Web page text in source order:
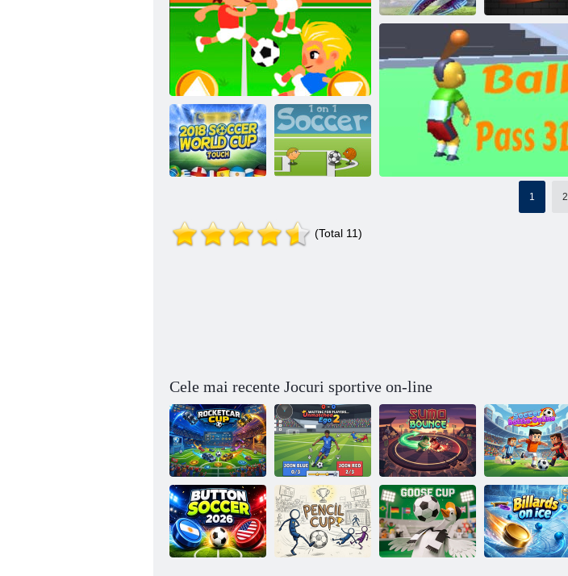
Șefii de fotbal 2018
Fotbal Madness
Cricket 2020 Dunk perfect
Fotbal World
Touch 2018
1 vs 1 fotbal
1 2
(Total 11)
Cele mai recente Jocuri sportive on-line
Cupa cu rachetă
Ego de neegalat
2
Sumo Bounce
Bătălia de fotbal
online